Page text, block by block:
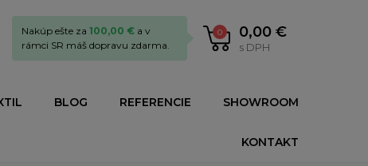
0 0,00 €
s DPH
Nakúp ešte za 100,00 € a v
rámci SR máš dopravu zdarma.
BLOG REFERENCIE SHOWROOM
KONTAKT